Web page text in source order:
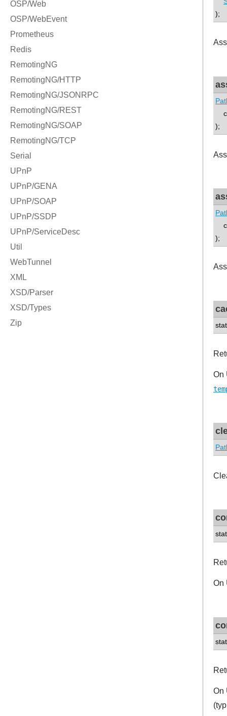
);
);
);
On
On
On